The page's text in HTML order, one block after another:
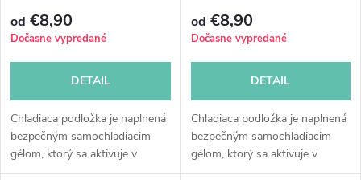
od €8,90
Dočasne vypredané
DETAIL
Chladiaca podložka je naplnená
bezpečným samochladiacim
gélom, ktorý sa aktivuje v
okamihu, keď si zviera ľahne na
od €8,90
Dočasne vypredané
DETAIL
Chladiaca podložka je naplnená
bezpečným samochladiacim
gélom, ktorý sa aktivuje v
okamihu, keď si zviera ľahne na